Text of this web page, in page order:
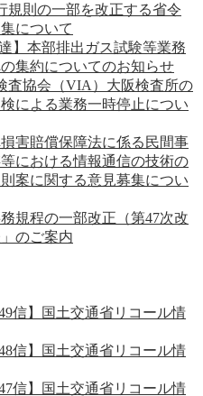
規則の一部を改正する省令
について
達】本部排出ガス試験等業務
集約についてのお知らせ
査協会（VIA）大阪検査所の
による業務一時停止につい
損害賠償保障法に係る民間事
における情報通信の技術の
案に関する意見募集につい
務規程の一部改正（第47次改
のご案内
信】国土交通省リコール情
信】国土交通省リコール情
信】国土交通省リコール情